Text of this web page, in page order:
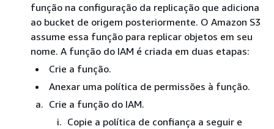
função na configuração da replicação que adiciona
ao bucket de origem posteriormente. O Amazon S3
assume essa função para replicar objetos em seu
nome. A função do IAM é criada em duas etapas:
Crie a função.
Anexar uma política de permissões à função.
Crie a função do IAM.
Copie a política de confiança a seguir e